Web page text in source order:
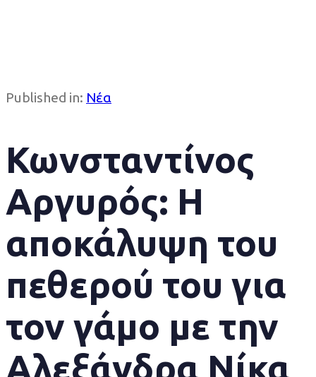
Published in: Νέα
Κωνσταντίνος
Αργυρός: Η
αποκάλυψη του
πεθερού του για
τον γάμο με την
Αλεξάνδρα Νίκα